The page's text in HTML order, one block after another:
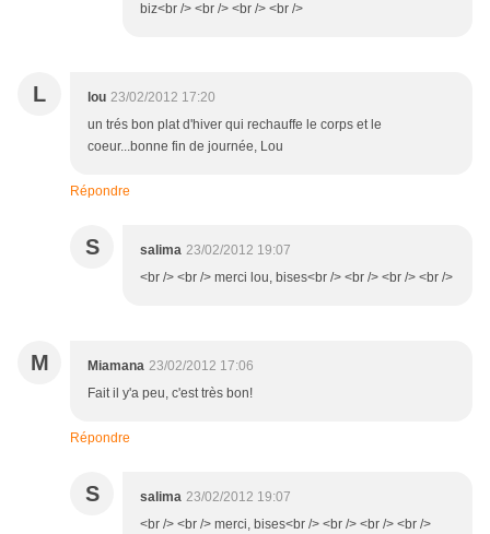
biz<br /> <br /> <br /> <br />
L lou 23/02/2012 17:20
un trés bon plat d'hiver qui rechauffe le corps et le
coeur...bonne fin de journée, Lou
Répondre
S salima 23/02/2012 19:07
<br /> <br /> merci lou, bises<br /> <br /> <br /> <br />
M Miamana 23/02/2012 17:06
Fait il y'a peu, c'est très bon!
Répondre
S salima 23/02/2012 19:07
<br /> <br /> merci, bises<br /> <br /> <br /> <br />